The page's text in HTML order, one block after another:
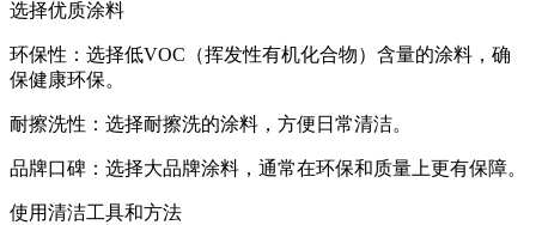
选择优质涂料
环保性：选择低VOC（挥发性有机化合物）含量的涂料，确
保健康环保。
耐擦洗性：选择耐擦洗的涂料，方便日常清洁。
品牌口碑：选择大品牌涂料，通常在环保和质量上更有保障。
使用清洁工具和方法